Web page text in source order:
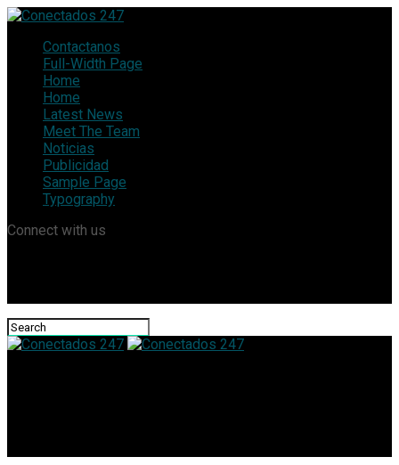
Contactanos
Full-Width Page
Home
Home
Latest News
Meet The Team
Noticias
Publicidad
Sample Page
Typography
Connect with us